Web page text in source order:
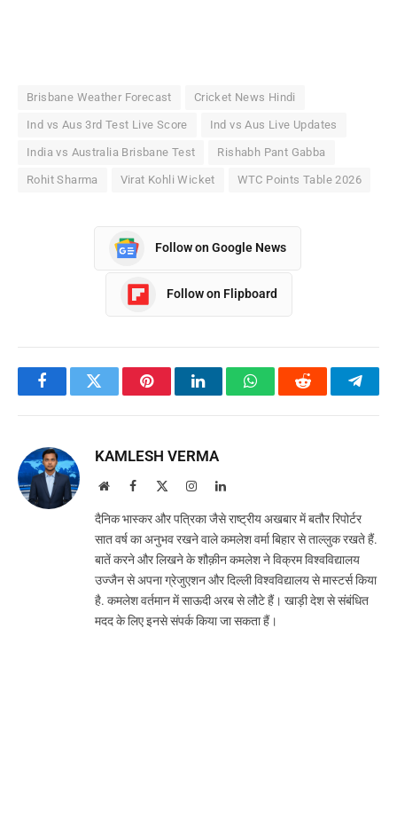
Brisbane Weather Forecast Cricket News Hindi
Ind vs Aus 3rd Test Live Score Ind vs Aus Live Updates
India vs Australia Brisbane Test Rishabh Pant Gabba
Rohit Sharma Virat Kohli Wicket WTC Points Table 2026
Follow on Google News
Follow on Flipboard
FacebookTwitter PinterestLinkedInWhatsAppReddit
KAMLESH VERMA
WebsiteFacebook InstagramLinkedIn
दैनिक भास्कर और पत्रिका जैसे राष्ट्रीय अखबार में बतौर रिपोर्टर
सात वर्ष का अनुभव रखने वाले कमलेश वर्मा बिहार से ताल्लुक रखते हैं.
बातें करने और लिखने के शौक़ीन कमलेश ने विक्रम विश्वविद्यालय
उज्जैन से अपना ग्रेजुएशन और दिल्ली विश्वविद्यालय से मास्टर्स किया
है. कमलेश वर्तमान में साऊदी अरब से लौटे हैं। खाड़ी देश से संबंधित
मदद के लिए इनसे संपर्क किया जा सकता हैं।